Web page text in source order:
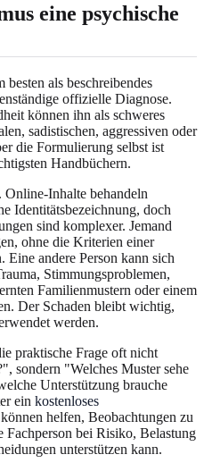
eine psychische
als beschreibendes
offizielle Diagnose.
können ihn als schweres
sadistischen, aggressiven oder
die Formulierung selbst ist
Handbüchern.
Inhalte behandeln
Identitätsbezeichnung, doch
sind komplexer. Jemand
ohne die Kriterien einer
Eine andere Person kann sich
Stimmungsproblemen,
Familienmustern oder einem
Der Schaden bleibt wichtig,
werden.
praktische Frage oft nicht
sondern "Welches Muster sehe
Unterstützung brauche
ein kostenloses
helfen, Beobachtungen zu
bei Risiko, Belastung
unterstützen kann.